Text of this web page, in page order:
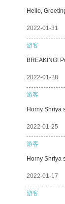
Hello,
2022-01-31
游客
BREAKING!
2022-01-28
游客
Horny Shriya
2022-01-25
游客
Horny Shriya
2022-01-17
游客